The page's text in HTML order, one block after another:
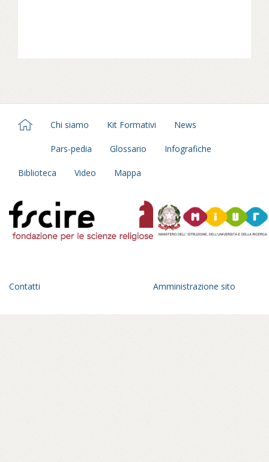
Chi siamo Kit Formativi News
Pars-pedia Glossario Infografiche
Biblioteca Video Mappa
Contatti Amministrazione sito